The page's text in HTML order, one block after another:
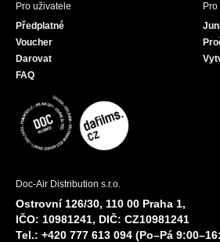
Pro uživatele
Předplatné
Voucher
Darovat
FAQ
Pro
Doc-Air Distribution s.r.o.
Ostrovní 126/30, 110 00 Praha 1,
IČO: 10981241, DIČ: CZ10981241
Tel.: +420 777 613 094 (Po–Pá